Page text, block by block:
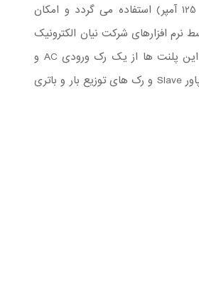
سیستم ها از ماژول های با ظرفیت 6 کیلووات (48 ولت 125 آمپر) استفاده می گردد و امکان
نرم افزارهای شرکت نیان الکترونیک
از طرق مختلف (شبکه داخلی، GPRS و غیره) وجود دارد. این پلنت ها از یک رک ورودی AC و
یک رک پاور Master و بر حسب نیاز مشتری از 0 الی 6 رک پاور Slave و رک های توزیع بار و باتری